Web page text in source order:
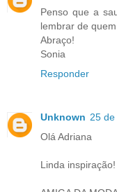
Penso que a
lembrar de
Abraço!
Sonia
Responder
Unknown 25 de
Olá Adriana
Linda inspiração!